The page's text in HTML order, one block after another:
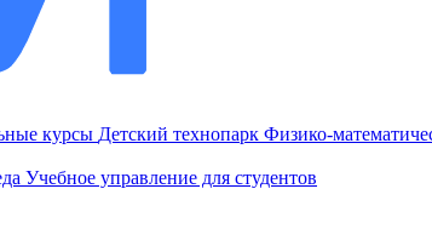
курсы Детский технопарк Физико-
Учебное управление для студентов